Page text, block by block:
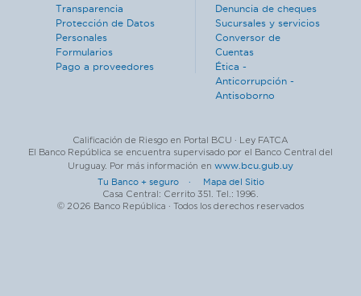
Transparencia
Protección de Datos
Personales
Formularios
Pago a proveedores
Denuncia de cheques
Sucursales y servicios
Conversor de
Cuentas
Ética -
Anticorrupción -
Antisoborno
Calificación de Riesgo en Portal BCU · Ley FATCA
El Banco República se encuentra supervisado por el Banco Central del
Uruguay. Por más información en www.bcu.gub.uy
Tu Banco + seguro · Mapa del Sitio
Casa Central: Cerrito 351. Tel.: 1996.
© 2026 Banco República · Todos los derechos reservados